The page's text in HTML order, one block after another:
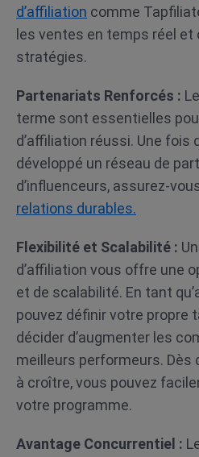
d’affiliation comme
les ventes en temps réel
stratégies.
Partenariats Renforcés :
terme sont essentielles
d’affiliation réussi. Une fois
développé un réseau de
d’influenceurs, assurez-
relations durables.
Flexibilité et Scalabilité :
d’affiliation vous offre une
et de scalabilité. En tant
pouvez définir votre propre
décider d’augmenter les
meilleurs performeurs. Dès
à croître, vous pouvez
votre programme.
Avantage Concurrentiel :